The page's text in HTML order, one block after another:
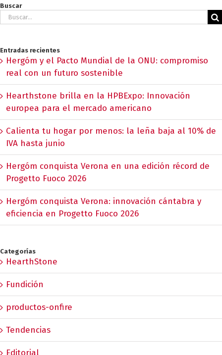
Buscar
Buscar:
Entradas recientes
Hergóm y el Pacto Mundial de la ONU: compromiso
real con un futuro sostenible
Hearthstone brilla en la HPBExpo: Innovación
europea para el mercado americano
Calienta tu hogar por menos: la leña baja al 10% de
IVA hasta junio
Hergóm conquista Verona en una edición récord de
Progetto Fuoco 2026
Hergóm conquista Verona: innovación cántabra y
eficiencia en Progetto Fuoco 2026
Categorías
HearthStone
Fundición
productos-onfire
Tendencias
Editorial